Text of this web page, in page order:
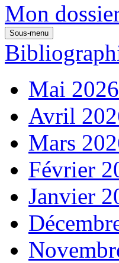
Mon
Sous-menu
Mai 2026
Avril
Mars
Février
Janvier